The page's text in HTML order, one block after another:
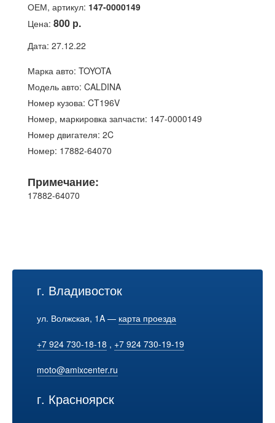
ОЕМ, артикул: 147-0000149
Цена: 800 р.
Дата: 27.12.22
Марка авто: TOYOTA
Модель авто: CALDINA
Номер кузова: CT196V
Номер, маркировка запчасти: 147-0000149
Номер двигателя: 2C
Номер: 17882-64070
Примечание:
17882-64070
г. Владивосток
ул. Волжская, 1A — карта проезда
+7 924 730-18-18 , +7 924 730-19-19
moto@amixcenter.ru
г. Красноярск